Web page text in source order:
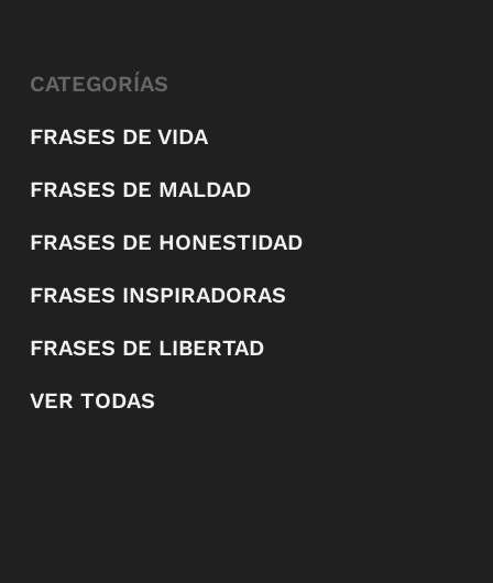
CATEGORÍAS
FRASES DE VIDA
FRASES DE MALDAD
FRASES DE HONESTIDAD
FRASES INSPIRADORAS
FRASES DE LIBERTAD
VER TODAS